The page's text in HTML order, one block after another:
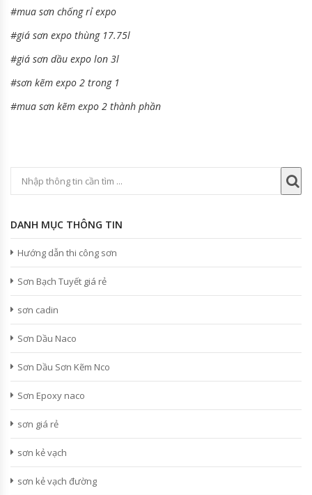
#mua sơn chống rỉ expo
#giá sơn expo thùng 17.75l
#giá sơn dầu expo lon 3l
#sơn kẽm expo 2 trong 1
#mua sơn kẽm expo 2 thành phần
DANH MỤC THÔNG TIN
Hướng dẫn thi công sơn
Sơn Bạch Tuyết giá rẻ
sơn cadin
Sơn Dầu Naco
Sơn Dầu Sơn Kẽm Nco
Sơn Epoxy naco
sơn giá rẻ
sơn kẻ vạch
sơn kẻ vạch đường